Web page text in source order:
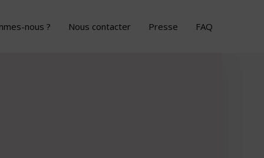
nous ? Nous contacter Presse FAQ